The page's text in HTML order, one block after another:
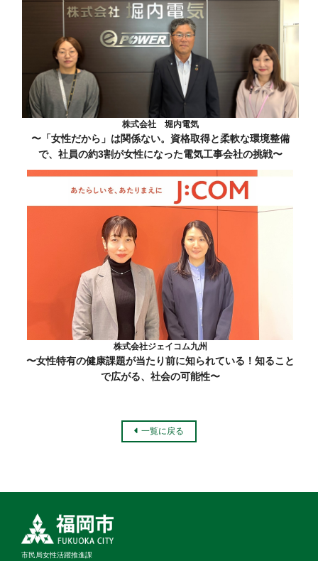
株式会社 堀内電気
〜「女性だから」は関係ない。資格取得と柔軟な環境整備
で、社員の約3割が女性になった電気工事会社の挑戦〜
株式会社ジェイコム九州
〜女性特有の健康課題が当たり前に知られている！知ること
で広がる、社会の可能性〜
一覧に戻る
市民局女性活躍推進課